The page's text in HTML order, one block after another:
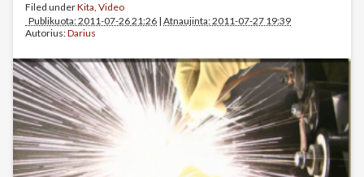
Filed underKita, Video
Publikuota: 2011-07-26 21:26 | Atnaujinta: 2011-07-27 19:39
Autorius:Darius